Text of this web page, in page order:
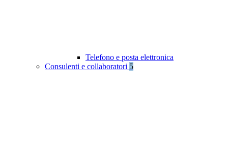
Telefono e posta elettronica
Consulenti e collaboratori 5